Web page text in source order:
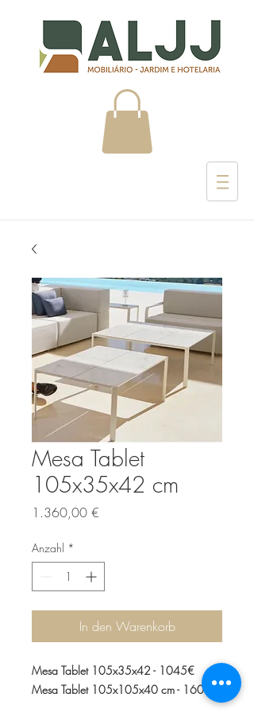
Mesa Tablet
105x35x42 cm
1.360,00 €
Anzahl *
In den Warenkorb
Mesa Tablet 105x35x42 - 1045€
Mesa Tablet 105x105x40 cm - 1600€